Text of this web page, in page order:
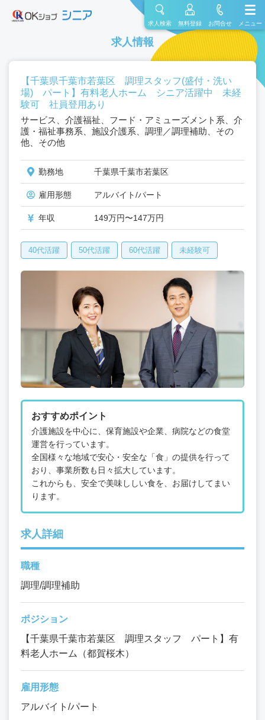
求人検索 無料登録 お問合せ メニュー
求人情報
【千葉県千葉市若葉区 調理スタッフ(盛付・洗い
場) パート】有料老人ホーム シニア活躍中 未経
験可 社員登用あり
サービス、介護福祉、フード・アミューズメント系、介
護・福祉事務系、施設介護系、調理／調理補助、その
他、その他
勤務地 千葉県千葉市若葉区
雇用形態 アルバイト/パート
年収 149万円〜147万円
40代活躍 50代活躍 60代活躍 未経験可
おすすめポイント
介護施設を中心に、保育施設や企業、病院などの食堂
運営を行っています。
全国様々な地域で安心・安全な「食」の提供を行って
おり、事業所数も日々拡大しています。
これからも、安全で美味ししい食を、お届けしてまい
ります。
求人詳細
職種
調理/調理補助
ポジション
【千葉県千葉市若葉区 調理スタッフ パート】有
料老人ホーム（都賀桜木）
雇用形態
アルバイト/パート